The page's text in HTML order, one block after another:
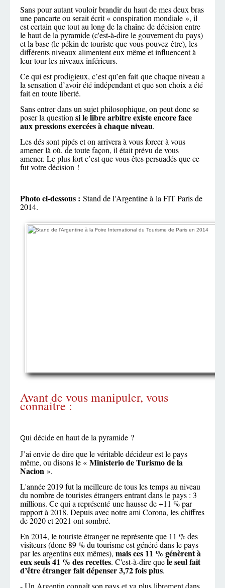
Sans pour autant vouloir brandir du haut de mes deux bras
une pancarte ou serait écrit « conspiration mondiale », il
est certain que tout au long de la chaîne de décision entre
le haut de la pyramide (c'est-à-dire le gouvernent du pays)
et la base (le pékin de touriste que vous pouvez être), les
différents niveaux alimentent eux même et influencent à
leur tour les niveaux inférieurs.
Ce qui est prodigieux, c’est qu’en fait que chaque niveau a
la sensation d’avoir été indépendant et que son choix a été
fait en toute liberté.
Sans entrer dans un sujet philosophique, on peut donc se
poser la questionsi le libre arbitre existe encore face
aux pressions exercées à chaque niveau.
Les dés sont pipés et on arrivera à vous forcer à vous
amener là où, de toute façon, il était prévu de vous
amener. Le plus fort c’est que vous êtes persuadés que ce
fut votre décision !
Photo ci-dessous : Stand de l'Argentine à la FIT Paris de
2014.
Avant de vous manipuler, vous
connaitre :
Qui décide en haut de la pyramide ?
J’ai envie de dire que le véritable décideur est le pays
même, ou disons le « Ministerio de Turismo de la
Nacion ».
L'année 2019 fut la meilleure de tous les temps au niveau
du nombre de touristes étrangers entrant dans le pays : 3
millions. Ce qui a représenté une hausse de +11 % par
rapport à 2018. Depuis avec notre ami Corona, les chiffres
de 2020 et 2021 ont sombré.
En 2014, le touriste étranger ne représente que 11 % des
visiteurs (donc 89 % du tourisme est généré dans le pays
par les argentins eux mêmes), mais ces 11 % génèrent à
eux seuls 41 % des recettes. C'est-à-dire quele seul fait
d’être étranger fait dépenser 3,72 fois plus.